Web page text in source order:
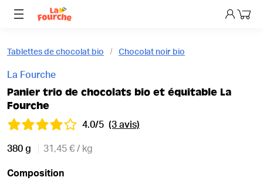
Mon
Tablettes de chocolat bio Chocolat noir bio
La Fourche
Panier trio de chocolats bio et équitable La
Fourche
4.0/5 (3 avis)
380 g 31,45 € / kg
Composition